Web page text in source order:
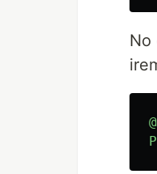
No